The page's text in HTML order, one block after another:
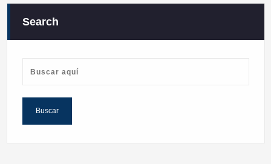
entradas
Search